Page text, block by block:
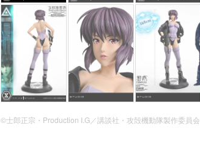
©士郎正宗・Production I.G／講談社・攻殻機動隊製作委員会